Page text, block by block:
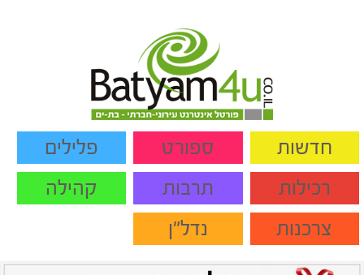
חדשות ספורט
פלילים
רכילות
תרבות
קהילה
צרכנות
נדל"ן